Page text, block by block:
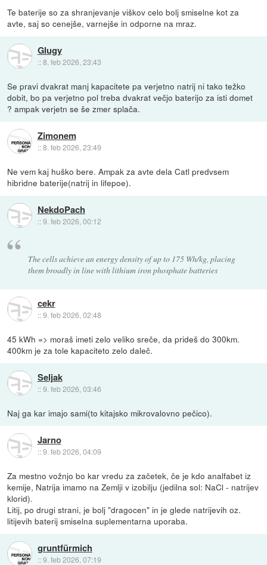
Te baterije so za shranjevanje viškov celo bolj smiselne kot za
avte, saj so cenejše, varnejše in odporne na mraz.
Glugy
::8. feb 2026, 23:43
Se pravi dvakrat manj kapacitete pa verjetno natrij ni tako težko
dobit, bo pa verjetno pol treba dvakrat večjo baterijo za isti domet
? ampak verjetn se še zmer splača.
Zimonem
::8. feb 2026, 23:49
Ne vem kaj huško bere. Ampak za avte dela Catl predvsem
hibridne baterije(natrij in lifepoe).
NekdoPach
::9. feb 2026, 00:12
The cells achieve an energy density of up to 175 Wh/kg, placing
them broadly in line with lithium iron phosphate batteries
cekr
::9. feb 2026, 02:48
45 kWh => moraš imeti zelo veliko sreče, da prideš do 300km.
400km je za tole kapaciteto zelo daleč.
Seljak
::9. feb 2026, 03:46
Naj ga kar imajo sami(to kitajsko mikrovalovno pečico).
Jarno
::9. feb 2026, 04:09
Za mestno vožnjo bo kar vredu za začetek, če je kdo analfabet iz
kemije, Natrija imamo na Zemlji v izobilju (jedilna sol: NaCl - natrijev
klorid).
Litij, po drugi strani, je bolj "dragocen" in je glede natrijevih oz.
litijevih baterij smiselna suplementarna uporaba.
gruntfürmich
::9. feb 2026, 07:19